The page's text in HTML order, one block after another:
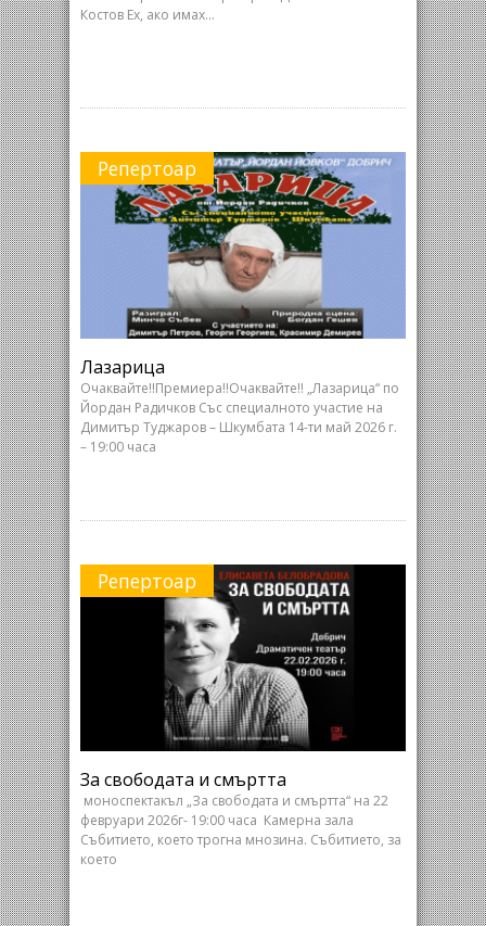
Костов Ex, ако имах…
Репертоар
Лазарица
Очаквайте!!Премиера!!Очаквайте!! „Лазарица“ по
Йордан Радичков Със специалното участие на
Димитър Туджаров – Шкумбата 14-ти май 2026 г.
– 19:00 часа
Репертоар
За свободата и смъртта
моноспектакъл „За свободата и смъртта“ на 22
февруари 2026г- 19:00 часа Камерна зала
Събитието, което трогна мнозина. Събитието, за
което